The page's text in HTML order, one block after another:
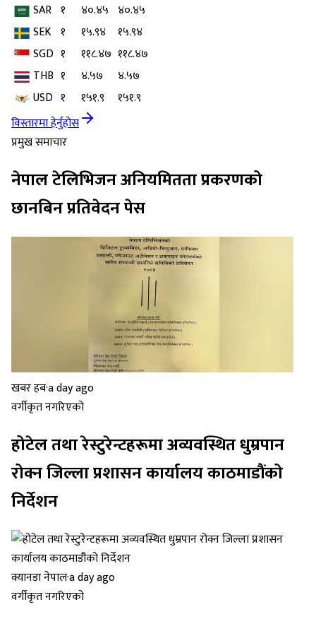
SAR १ ४०.४५ ४०.४५
SEK १ १५.९४
१५.९४
SGD १ ११८.४७ ११८.४७
THB १ ४.५७
४.५७
USD १ १५१.९
१५१.९
विस्तारमा हेर्नुहोस
प्रमुख समाचार
नेपाल टेलिभिजन अनियमितता प्रकरणको
छानबिन प्रतिवेदन पेस
खबर हब·a day ago
वर्गीकृत नगरिएको
होटेल तथा रेस्टुरेन्टहरूमा अव्यवस्थित धुम्रपान
रोक्न जिल्ला प्रशासन कार्यालय काठमाडौंको
निर्देशन
क्यानडा नेपाल·a day ago
वर्गीकृत नगरिएको